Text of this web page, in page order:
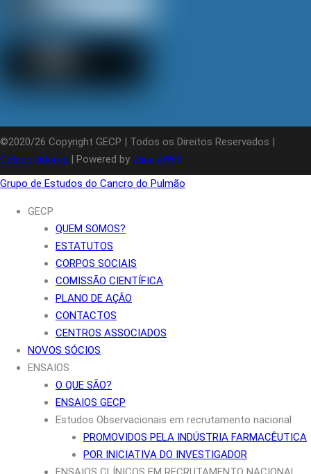
©2020/26 Copyright GECP | Todos os Direitos Reservados |
Colaboradores | Powered by JanelaWeb
Grupo de Estudos do Cancro do Pulmão
GECP
QUEM SOMOS?
ESTATUTOS
CORPOS SOCIAIS
COMISSÃO CIENTÍFICA
PLANO DE AÇÃO
CONTACTOS
CENTROS ASSOCIADOS
NOVOS SÓCIOS
ENSAIOS
O QUE SÃO?
ENSAIOS GECP
Estudos Observacionais em recrutamento nacional
PROMOVIDOS PELA INDÚSTRIA FARMACÊUTICA
POR INICIATIVA DO INVESTIGADOR